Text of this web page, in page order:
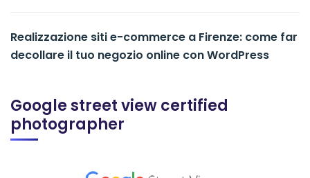
Realizzazione siti e-commerce a Firenze: come far
decollare il tuo negozio online con WordPress
Google street view certified
photographer